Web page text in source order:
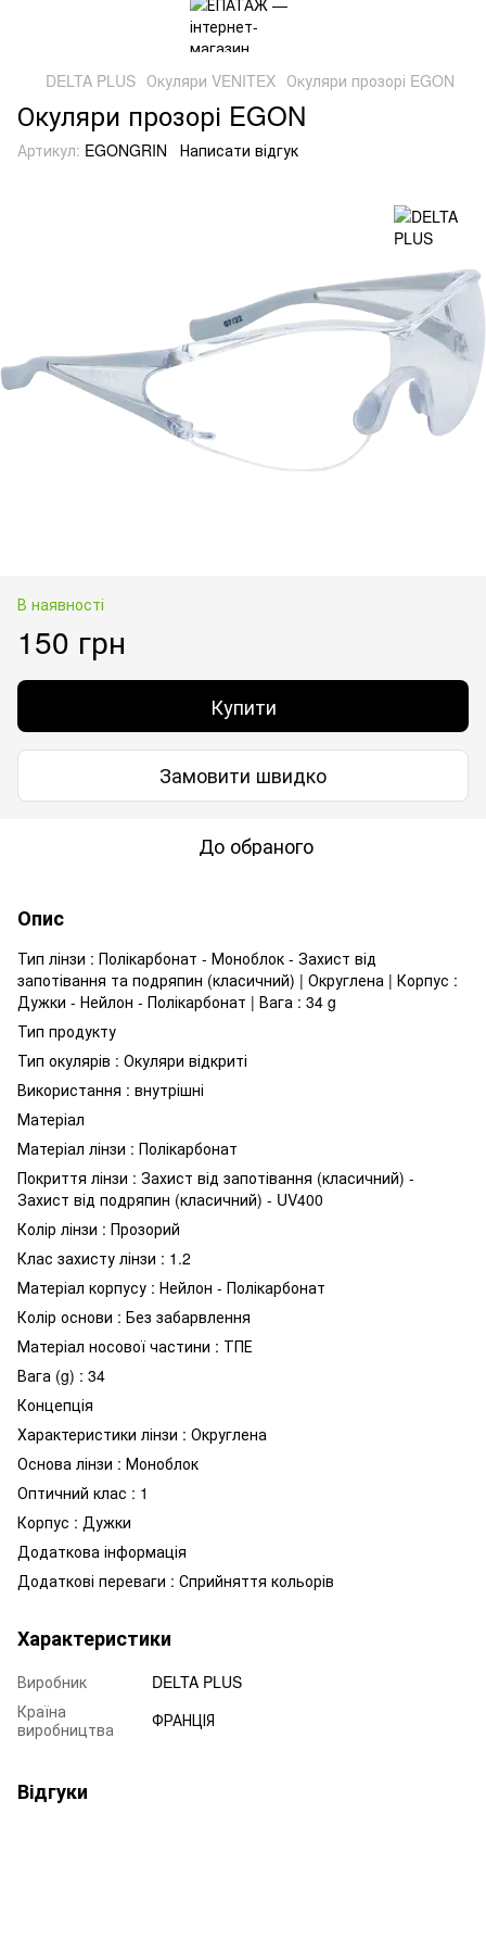
DELTA PLUS Окуляри VENITEX Окуляри прозорі EGON
Окуляри прозорі EGON
Артикул: EGONGRIN Написати відгук
В наявності
150 грн
Купити
Замовити швидко
До обраного
Опис
Тип лінзи : Полікарбонат - Моноблок - Захист від
запотівання та подряпин (класичний) | Округлена | Корпус :
Дужки - Нейлон - Полікарбонат | Вага : 34 g
Тип продукту
Тип окулярів : Окуляри відкриті
Використання : внутрішні
Матеріал
Матеріал лінзи : Полікарбонат
Покриття лінзи : Захист від запотівання (класичний) -
Захист від подряпин (класичний) - UV400
Колір лінзи : Прозорий
Клас захисту лінзи : 1.2
Матеріал корпусу : Нейлон - Полікарбонат
Колір основи : Без забарвлення
Матеріал носової частини : ТПЕ
Вага (g) : 34
Концепція
Характеристики лінзи : Округлена
Основа лінзи : Моноблок
Оптичний клас : 1
Корпус : Дужки
Додаткова інформація
Додаткові переваги : Сприйняття кольорів
Характеристики
Виробник
DELTA PLUS
Країна
виробництва
ФРАНЦІЯ
Відгуки